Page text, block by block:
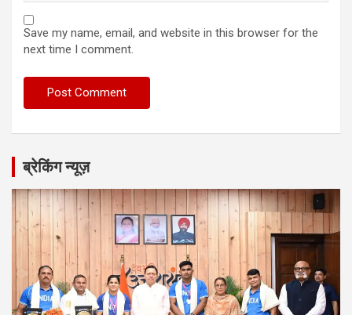
Save my name, email, and website in this browser for the
next time I comment.
ब्रेकिंग न्यूज़